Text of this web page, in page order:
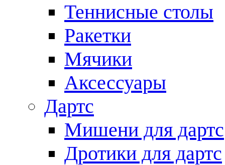
Теннисные столы
Ракетки
Мячики
Аксессуары
Дартс
Мишени для дартс
Дротики для дартс